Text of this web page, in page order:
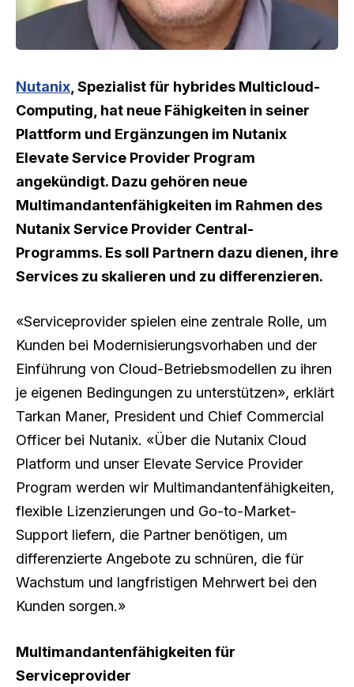
Nutanix , Spezialist für hybrides Multicloud-
Computing, hat neue Fähigkeiten in seiner
Plattform und Ergänzungen im Nutanix
Elevate Service Provider Program
angekündigt. Dazu gehören neue
Multimandantenfähigkeiten im Rahmen des
Nutanix Service Provider Central-
Programms. Es soll Partnern dazu dienen, ihre
Services zu skalieren und zu differenzieren.
«Serviceprovider spielen eine zentrale Rolle, um
Kunden bei Modernisierungsvorhaben und der
Einführung von Cloud-Betriebsmodellen zu ihren
je eigenen Bedingungen zu unterstützen», erklärt
Tarkan Maner, President und Chief Commercial
Officer bei Nutanix. «Über die Nutanix Cloud
Platform und unser Elevate Service Provider
Program werden wir Multimandantenfähigkeiten,
flexible Lizenzierungen und Go-to-Market-
Support liefern, die Partner benötigen, um
differenzierte Angebote zu schnüren, die für
Wachstum und langfristigen Mehrwert bei den
Kunden sorgen.»
Multimandantenfähigkeiten für
Serviceprovider